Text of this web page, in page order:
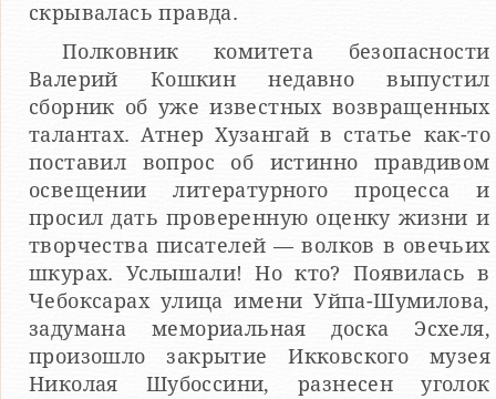
скрывалась правда.
Полковник комитета безопасности
Валерий Кошкин недавно выпустил
сборник об уже известных возвращенных
талантах. Атнер Хузангай в статье как-то
поставил вопрос об истинно правдивом
освещении литературного процесса и
просил дать проверенную оценку жизни и
творчества писателей — волков в овечьих
шкурах. Услышали! Но кто? Появилась в
Чебоксарах улица имени Уйпа-Шумилова,
задумана мемориальная доска Эсхеля,
произошло закрытие Икковского музея
Николая Шубоссини, разнесен уголок